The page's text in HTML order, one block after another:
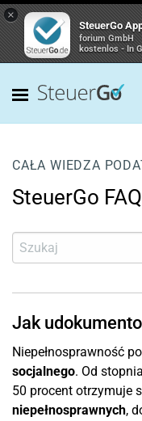
×
SteuerGo
forium GmbH
kostenlos - In
CAŁA WIEDZA
SteuerGo
Jak
Niepełnosprawność
socjalnego. Od
50 procent otrzymuje
niepełnosprawnych,